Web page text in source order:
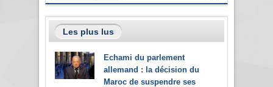
Les plus lus
Echami du parlement
allemand : la décision du
Maroc de suspendre ses